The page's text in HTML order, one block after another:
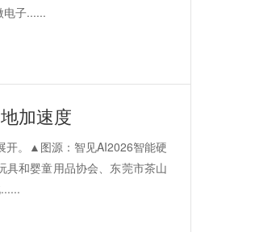
子......
加速度
开。▲图源：智见AI2026智能硬
和婴童用品协会、东莞市茶山